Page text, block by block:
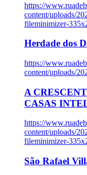
https://
content/uploads/
fileminimizer-
Herdade dos
https://
content/uploads/
A
CASAS
https://
content/uploads/
fileminimizer-
São Rafael